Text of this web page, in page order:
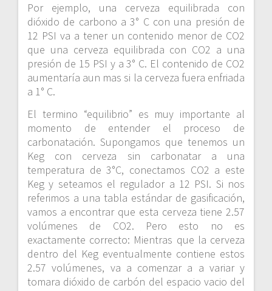
Por ejemplo, una cerveza equilibrada con
dióxido de carbono a 3° C con una presión de
12 PSI va a tener un contenido menor de CO2
que una cerveza equilibrada con CO2 a una
presión de 15 PSI y a 3° C. El contenido de CO2
aumentaría aun mas si la cerveza fuera enfriada
a 1° C.
El termino “equilibrio” es muy importante al
momento de entender el proceso de
carbonatación. Supongamos que tenemos un
Keg con cerveza sin carbonatar a una
temperatura de 3°C, conectamos CO2 a este
Keg y seteamos el regulador a 12 PSI. Si nos
referimos a una tabla estándar de gasificación,
vamos a encontrar que esta cerveza tiene 2.57
volúmenes de CO2. Pero esto no es
exactamente correcto: Mientras que la cerveza
dentro del Keg eventualmente contiene estos
2.57 volúmenes, va a comenzar a a variar y
tomara dióxido de carbón del espacio vacio del